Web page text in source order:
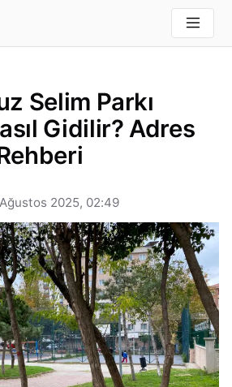
Selim Parkı
Gidilir? Adres
2025, 02:49